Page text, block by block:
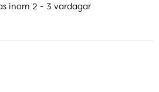
inom 2 - 3 vardagar